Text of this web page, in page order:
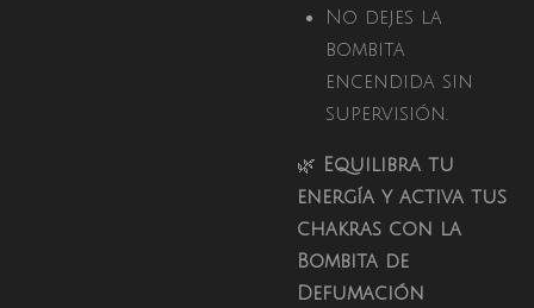
No dejes la
bombita
encendida sin
supervisión.
🌿 Equilibra tu
energía y activa tus
chakras con la
Bombita de
Defumación